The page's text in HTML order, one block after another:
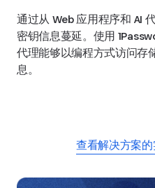
通过从 Web 应用程序和 AI
密钥信息蔓延。使用
代理能够以编程方式访问存
息。
查看解决方案